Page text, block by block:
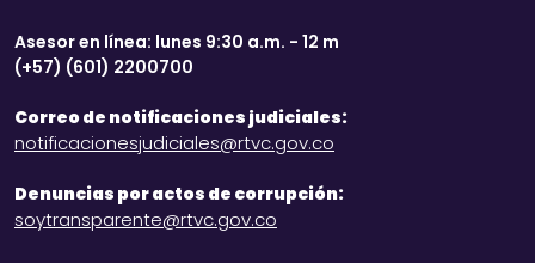
Asesor en línea: lunes 9:30 a.m. - 12 m
(+57) (601) 2200700
Correo de notificaciones judiciales:
notificacionesjudiciales@rtvc.gov.co
Denuncias por actos de corrupción:
soytransparente@rtvc.gov.co